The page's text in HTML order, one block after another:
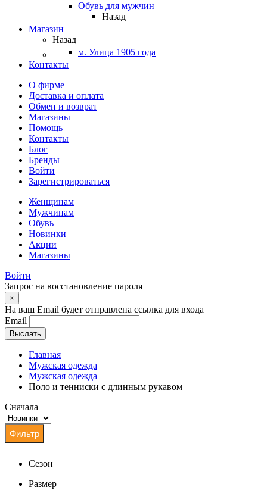
Обувь для мужчин
Назад
Магазин
Назад
м. Улица 1905 года
Контакты
О фирме
Доставка и оплата
Обмен и возврат
Магазины
Помощь
Контакты
Блог
Бренды
Войти
Зарегистрироваться
Женщинам
Мужчинам
Обувь
Новинки
Акции
Магазины
Войти
Запрос на восстановление пароля
×
На ваш Email будет отправлена ссылка для входа
Email
Выслать
Главная
Мужская одежда
Мужская одежда
Поло и тенниски с длинным рукавом
Сначала
Сезон
Размер